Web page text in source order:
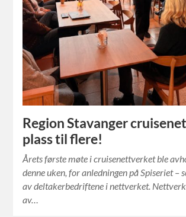
Region Stavanger
plass til flere!
Årets første møte i cruisenettverket ble
denne uken, for anledningen på Spiseriet –
av deltakerbedriftene i nettverket.
av…